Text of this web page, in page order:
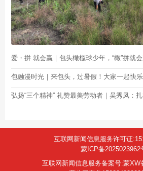
爱・拼 就会赢｜包头橄榄球少年，“橄”拼就
包融漫时光｜来包头，过暑假！大家一起快乐
互联网新闻信息服务许可证
蒙ICP备2025023962
互联网新闻信息服务备案号:蒙XW